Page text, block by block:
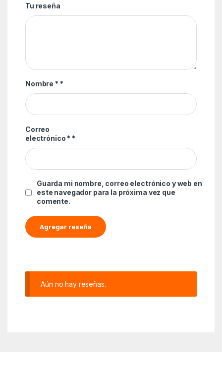
Tu reseña
Nombre * *
Correo
electrónico * *
Guarda mi nombre, correo electrónico y web en
este navegador para la próxima vez que
comente.
Aún no hay reseñas.